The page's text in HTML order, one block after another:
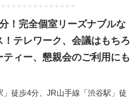
！完全個室リーズナブルな
！テレワーク、会議はもちろ
ティー、懇親会のご利用にも
」徒歩4分、JR山手線「渋谷駅」徒